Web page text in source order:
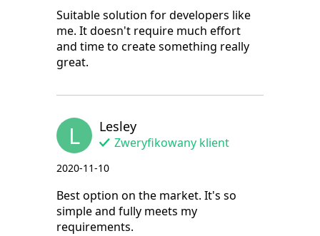
Suitable solution for developers like
me. It doesn't require much effort
and time to create something really
great.
L Lesley
Zweryfikowany klient
2020-11-10
Best option on the market. It's so
simple and fully meets my
requirements.